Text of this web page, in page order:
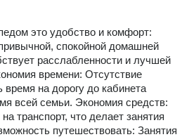
это удобство и комфорт:
спокойной домашней
расслабленности и лучшей
времени: Отсутствие
время на дорогу до кабинета
всей семьи. Экономия средств:
транспорт, что делает занятия
путешествовать: Занятия